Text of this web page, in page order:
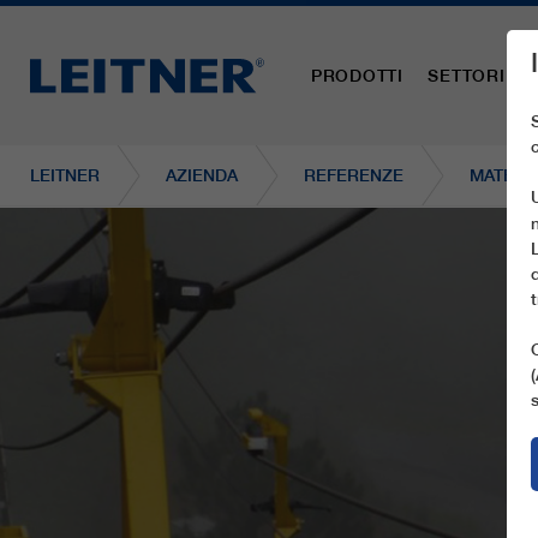
PRODOTTI SETTORI
LEITNER AZIENDA REFERENZE